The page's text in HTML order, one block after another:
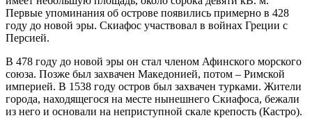
Первые упоминания об острове появились примерно в 428
году до новой эры. Скиафос участвовал в войнах Греции с
Персией.
В 478 году до новой эры он стал членом Афинского морского
союза. Позже был захвачен Македонией, потом – Римской
империей. В 1538 году остров был захвачен турками. Жители
города, находящегося на месте нынешнего Скиафоса, бежали
из него и основали на неприступной скале крепость (Кастро).